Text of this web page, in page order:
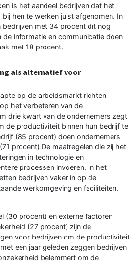
is het aandeel bedrijven dat het
hen te werken juist afgenomen. In
bedrijven met 34 procent dit nog
de informatie en communicatie doen
met 18 procent.
als alternatief voor
op de arbeidsmarkt richten
het verbeteren van de
drie kwart van de ondernemers zegt
de productiviteit binnen hun bedrijf te
(85 procent) doen ondernemers
procent) De maatregelen die zij het
in technologie en
processen invoeren. In het
bedrijven vaker in op de
werkomgeving en faciliteiten.
(30 procent) en externe factoren
(27 procent) zijn de
voor bedrijven om de productiviteit
een jaar geleden zeggen bedrijven
belemmert om de